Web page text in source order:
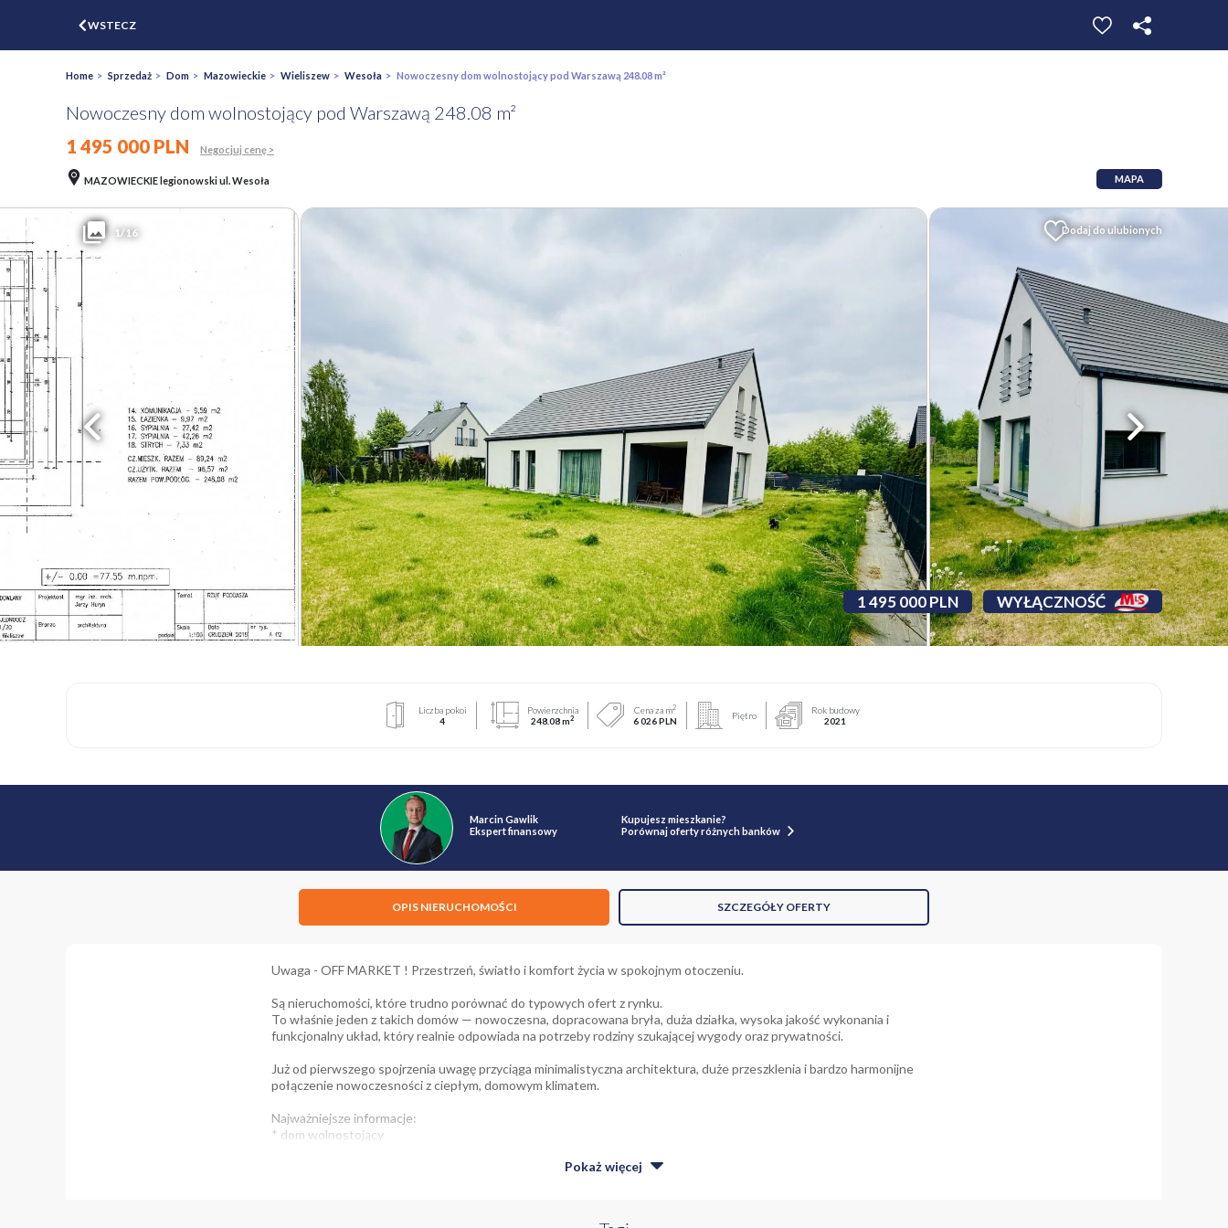
WSTECZ
Home > Sprzedaż > Dom > Mazowieckie > Wieliszew > Wesoła > Nowoczesny dom wolnostojący pod Warszawą 248.08 m²
Nowoczesny dom wolnostojący pod Warszawą 248.08 m²
1 495 000 PLN
Negocjuj cenę >
MAZOWIECKIE legionowski ul. Wesoła MAPA
1/16
1 495 000 PLN WYŁĄCZNOŚĆ
Dodaj do ulubionych
Liczba pokoi
4
Powierzchnia
248.08 m2
Cena za m2
6 026 PLN Piętro
Rok budowy
2021
Marcin Gawlik
Ekspert finansowy
Kupujesz mieszkanie?
Porównaj oferty różnych banków
OPIS NIERUCHOMOŚCI SZCZEGÓŁY OFERTY
Uwaga - OFF MARKET ! Przestrzeń, światło i komfort życia w spokojnym otoczeniu.
Są nieruchomości, które trudno porównać do typowych ofert z rynku.
To właśnie jeden z takich domów — nowoczesna, dopracowana bryła, duża działka, wysoka jakość wykonania i
funkcjonalny układ, który realnie odpowiada na potrzeby rodziny szukającej wygody oraz prywatności.
Już od pierwszego spojrzenia uwagę przyciąga minimalistyczna architektura, duże przeszklenia i bardzo harmonijne
połączenie nowoczesności z ciepłym, domowym klimatem.
Najważniejsze informacje:
* dom wolnostojący
Pokaż więcej